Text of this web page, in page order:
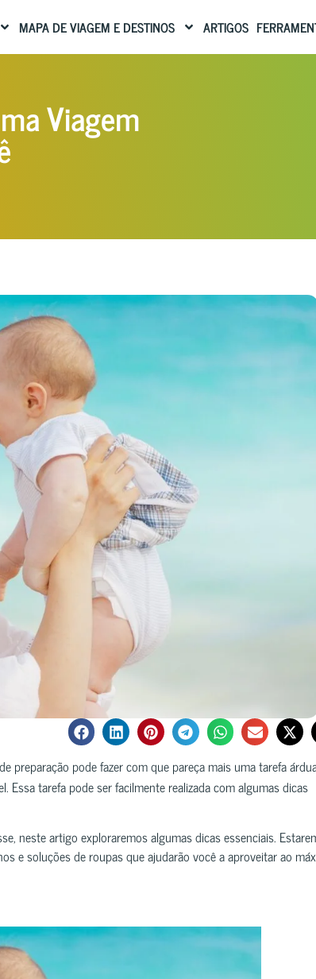
MAPA DE VIAGEM E DESTINOS ARTIGOS
Viagem
preparação pode fazer com que pareça mais uma tarefa
Essa tarefa pode ser facilmente realizada com algumas dicas
neste artigo exploraremos algumas dicas essenciais.
e soluções de roupas que ajudarão você a aproveitar ao